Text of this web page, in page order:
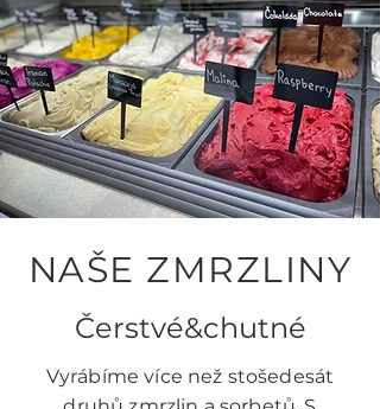
NAŠE ZMRZLINY
​Čerstvé&chutné
Vyrábíme více než stošedesát